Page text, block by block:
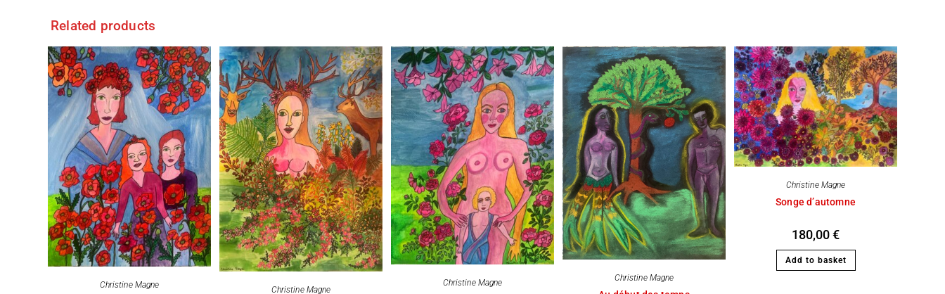
Related products
Christine Magne Christine Magne
Christine Magne Christine Magne
Christine Magne
Songe d’automne
180,00€
Add to basket